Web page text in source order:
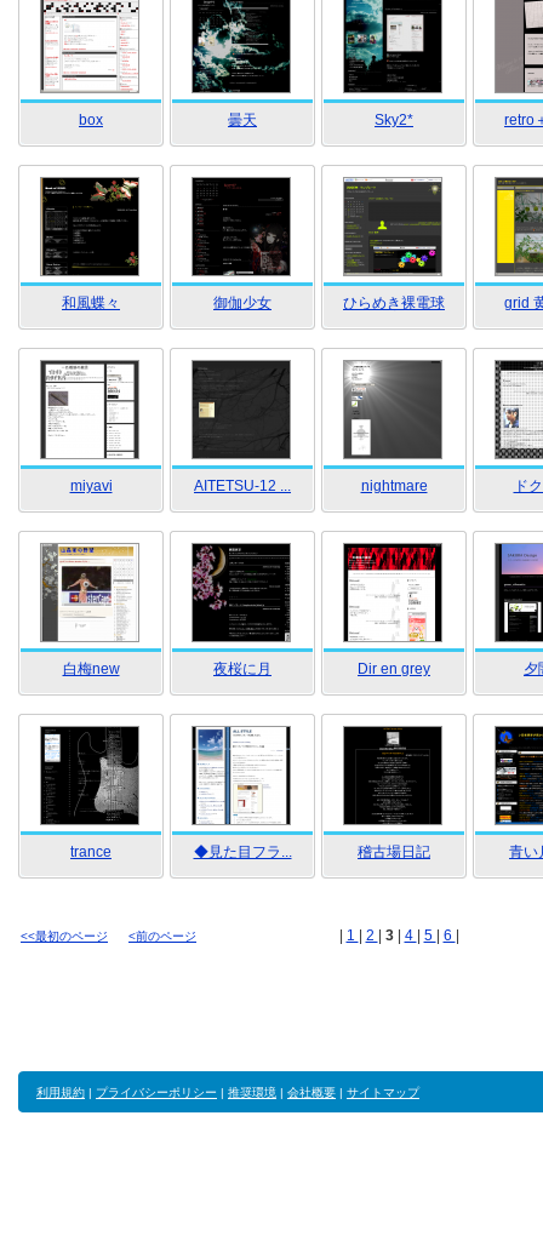
box 曇天 Sky2* retro
和風蝶々 御伽少女 ひらめき裸電球 grid
miyavi AITETSU-12 ... nightmare ド
白梅new 夜桜に月 Dir en grey 夕
trance ◆見た目フラ... 稽古場日記 青い
<<最初のページ <前のページ 1 2 3 4 5 6
利用規約 | プライバシーポリシー | 推奨環境 | 会社概要 | サイトマップ